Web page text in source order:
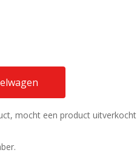
mocht een product uitverkocht